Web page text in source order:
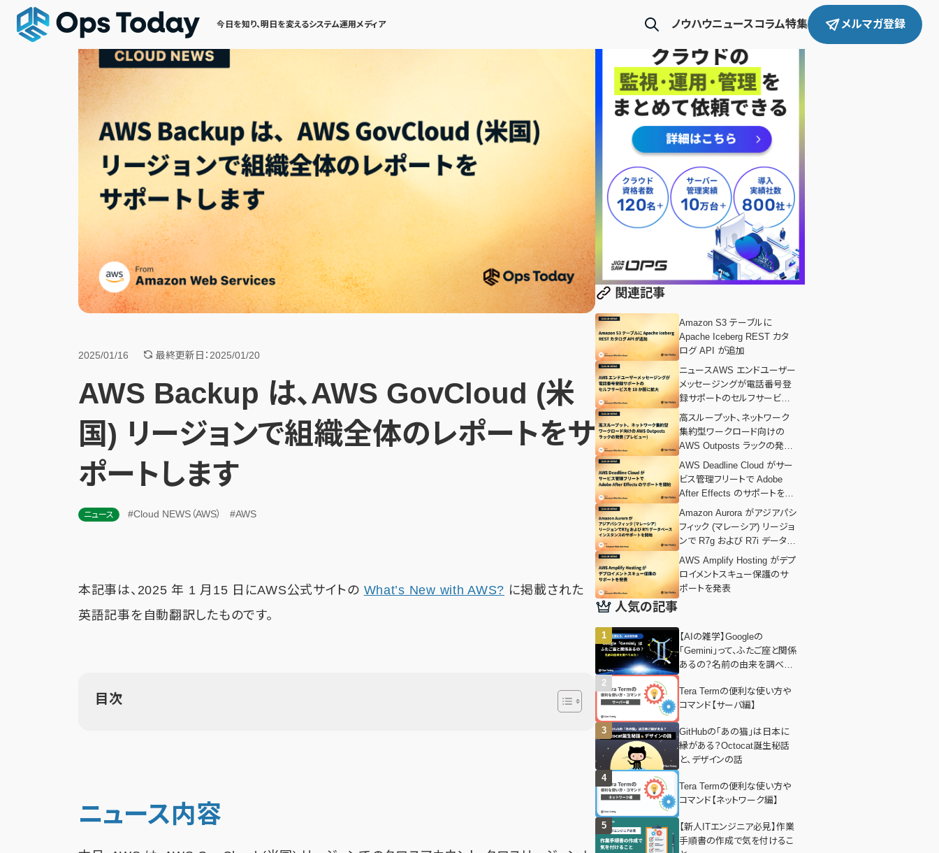
今日を知り、明日を変えるシステム運用メディア ノウハウニュースコラム特集 メルマガ登録
2025/01/16 最終更新日：2025/01/20
AWS Backup は、AWS GovCloud (米
国) リージョンで組織全体のレポートをサ
ポートします
ニュース #Cloud NEWS（AWS） #AWS
本記事は、2025 年 1 月15 日にAWS公式サイトの What’s New with AWS? に掲載された
英語記事を自動翻訳したものです。
目次
ニュース内容
関連記事
Amazon S3 テーブルに
Apache Iceberg REST カタ
ログ API が追加
ニュースAWS エンドユーザー
メッセージングが電話番号登
録サポートのセルフサービス
を 18 か国に拡大記事テンプ
レ（AWS）
高スループット、ネットワーク
集約型ワークロード向けの
AWS Outposts ラックの発表
(プレビュー)
AWS Deadline Cloud がサー
ビス管理フリートで Adob​​e
After Effects のサポートを開
始
Amazon Aurora がアジアパシ
フィック (マレーシア) リージョ
ンで R7g および R7i データベ
ースインスタンスのサポートを
開始
AWS Amplify Hosting がデプ
ロイメントスキュー保護のサ
ポートを発表
人気の記事
【AIの雑学】Googleの
「Gemini」って、ふたご座と関係
あるの？名前の由来を調べて
Tera Termの便利な使い方や
コマンド【サーバ編】
GitHubの「あの猫」は日本に
縁がある？Octocat誕生秘話
と、デザインの話
Tera Termの便利な使い方や
コマンド【ネットワーク編】
【新人ITエンジニア必見】作業
手順書の作成で気を付けるこ